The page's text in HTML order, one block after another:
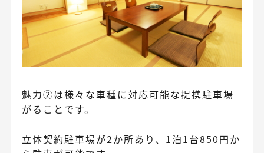
魅力②は様々な車種に対応可能な提携駐車場
がることです。
立体契約駐車場が2か所あり、1泊1台850円か